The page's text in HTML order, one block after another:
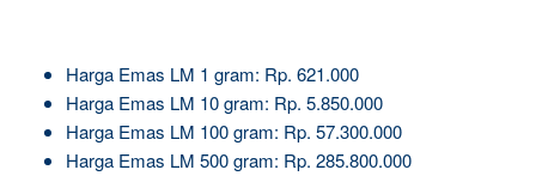
Harga Emas LM 1 gram: Rp. 621.000
Harga Emas LM 10 gram: Rp. 5.850.000
Harga Emas LM 100 gram: Rp. 57.300.000
Harga Emas LM 500 gram: Rp. 285.800.000